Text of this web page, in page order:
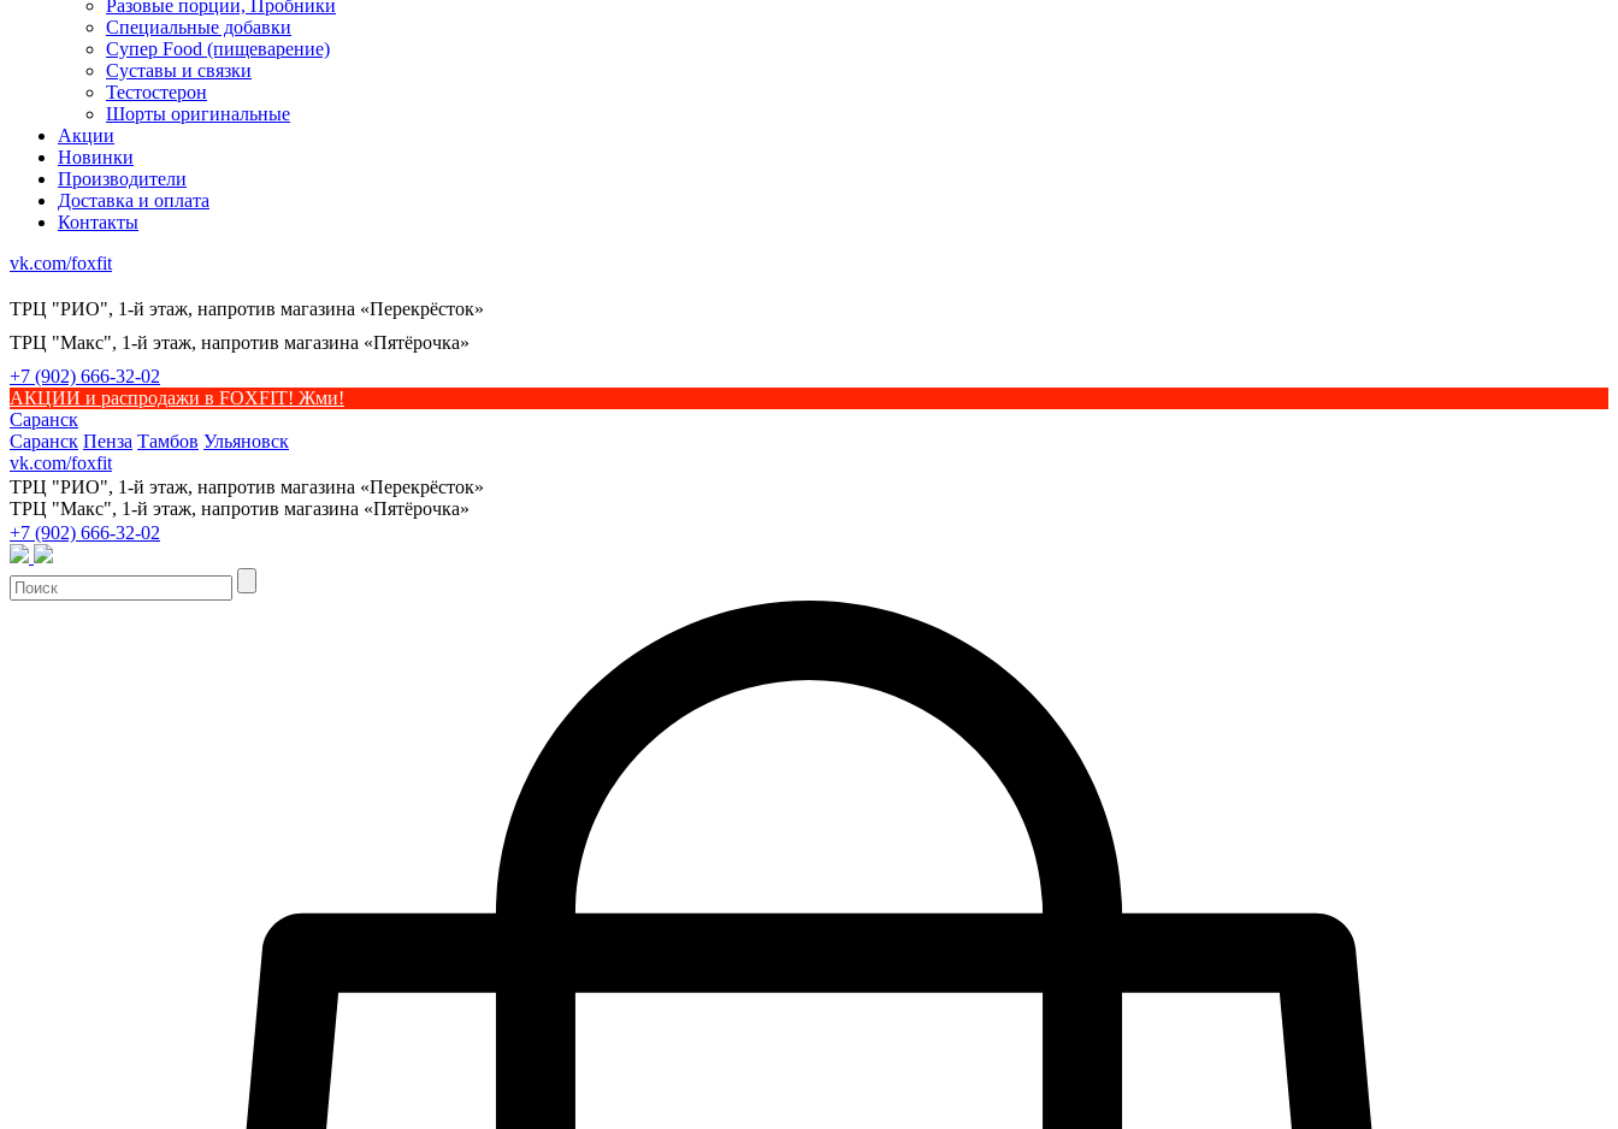
Разовые порции, Пробники
Специальные добавки
Супер Food (пищеварение)
Суставы и связки
Тестостерон
Шорты оригинальные
Акции
Новинки
Производители
Доставка и оплата
Контакты
vk.com/foxfit
ТРЦ "РИО", 1-й этаж, напротив магазина «Перекрёсток»
ТРЦ "Макс", 1-й этаж, напротив магазина «Пятёрочка»
+7 (902) 666-32-02
АКЦИИ и распродажи в FOXFIT! Жми!
Саранск
Саранск Пенза Тамбов Ульяновск
vk.com/foxfit
ТРЦ "РИО", 1-й этаж, напротив магазина «Перекрёсток»
ТРЦ "Макс", 1-й этаж, напротив магазина «Пятёрочка»
+7 (902) 666-32-02